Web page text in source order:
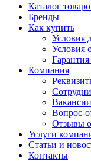
Каталог
Бренды
Как купить
Условия
Условия
Компания
Вакансии
Вопрос-
Отзывы
Услуги
Статьи и
Контакты